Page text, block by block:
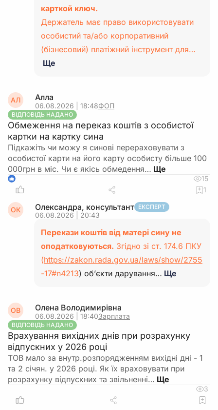
карткой ключ.
Держатель має право використовувати
особистий та/або корпоративний
(бізнесовий) платіжний інструмент для…
Ще
АЛ Алла
06.08.2026 | 18:48ФОП
ВІДПОВІДЬ НАДАНО
Обмеження на переказ коштів з особистої
картки на картку сина
Підкажіть чи можу я синові перераховувати з
особистої карти на його карту особисту більше 100
000грн в міс. Чи є якісь обмедення…
1
15
1
ОК Олександра, консультант ЕКСПЕРТ
06.08.2026 | 20:43
Перекази коштів від матері сину не
оподатковуються. Згідно зі ст. 174.6 ПКУ
(https://zakon.rada.gov.ua/laws/show/2755
-17#n4213) об’єкти дарування… Ще
ОВ Олена Володимирівна
06.08.2026 | 18:40Зарплата
ВІДПОВІДЬ НАДАНО
Врахування вихідних днів при розрахунку
відпускних у 2026 році
ТОВ мало за внутр.розпорядженням вихідні дні - 1
та 2 січян. у 2026 році. Як їх враховувати при
розрахунку відпускних та звільненні…
3